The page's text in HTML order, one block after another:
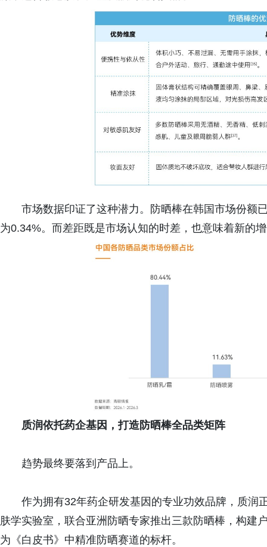
市场数据印证了这种潜力。防晒棒在韩国市场份额
为0.34%。而差距既是市场认知的时差，也意味着新的
质润依托药企基因，打造防晒棒全品类矩阵
趋势最终要落到产品上。
作为拥有32年药企研发基因的专业功效品牌，质润
肤学实验室，联合亚洲防晒专家推出三款防晒棒，构建
为《白皮书》中精准防晒赛道的标杆。